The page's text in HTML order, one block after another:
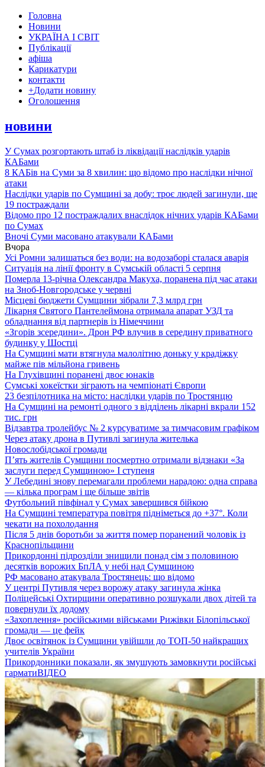
Головна
Новини
УКРАЇНА І СВІТ
Публікації
афіша
Карикатури
контакти
+Додати новину
Оголошення
новини
У Сумах розгортають штаб із ліквідації наслідків ударів
КАБами
8 КАБів на Суми за 8 хвилин: що відомо про наслідки нічної
атаки
Наслідки ударів по Сумщині за добу: троє людей загинули, ще
19 постраждали
Відомо про 12 постраждалих внаслідок нічних ударів КАБами
по Сумах
Вночі Суми масовано атакували КАБами
Вчора
Усі Ромни залишаться без води: на водозаборі сталася аварія
Ситуація на лінії фронту в Сумській області 5 серпня
Померла 13-річна Олександра Макуха, поранена під час атаки
на Зноб-Новгородське у червні
Місцеві бюджети Сумщини зібрали 7,3 млрд грн
Лікарня Святого Пантелеймона отримала апарат УЗД та
обладнання від партнерів із Німеччини
«Згорів зсередини». Дрон РФ влучив в середину приватного
будинку у Шостці
На Сумщині мати втягнула малолітню доньку у крадіжку
майже пів мільйона гривень
На Глухівщині поранені двоє юнаків
Сумські хокеїстки зіграють на чемпіонаті Європи
23 безпілотника на місто: наслідки ударів по Тростянцю
На Сумщині на ремонті одного з відділень лікарні вкрали 152
тис. грн
Відзавтра тролейбус № 2 курсуватиме за тимчасовим графіком
Через атаку дрона в Путивлі загинула жителька
Новослобідської громади
П’ять жителів Сумщини посмертно отримали відзнаки «За
заслуги перед Сумщиною» І ступеня
У Лебедині знову перемагали проблеми нарадою: одна справа
— кілька програм і ще більше звітів
Футбольний півфінал у Сумах завершився бійкою
На Сумщині температура повітря підніметься до +37°. Коли
чекати на похолодання
Після 5 днів боротьби за життя помер поранений чоловік із
Краснопільщини
Прикордонні підрозділи знищили понад сім з половиною
десятків ворожих БпЛА у небі над Сумщиною
РФ масовано атакувала Тростянець: що відомо
У центрі Путивля через ворожу атаку загинула жінка
Поліцейські Охтирщини оперативно розшукали двох дітей та
повернули їх додому
«Захоплення» російськими військами Рижівки Білопільської
громади — це фейк
Двоє освітянок із Сумщини увійшли до ТОП-50 найкращих
учителів України
Прикордонники показали, як змушують замовкнути російські
гарматиВІДЕО